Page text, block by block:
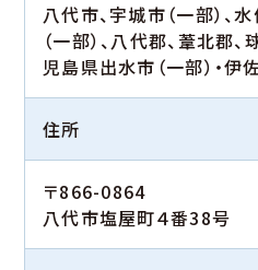
八代市、宇城市（一部）、
（一部）、八代郡、葦北郡
児島県出水市（一部）・伊
住所
〒866-0864
八代市塩屋町４番38号